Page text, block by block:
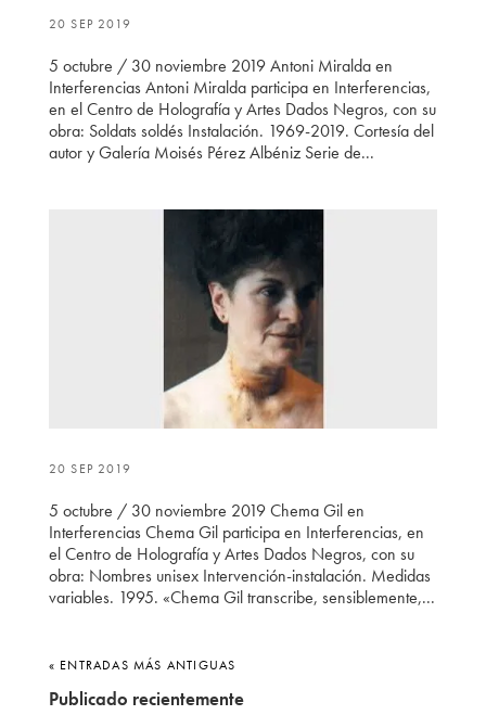
20 SEP 2019
5 octubre / 30 noviembre 2019 Antoni Miralda en
Interferencias Antoni Miralda participa en Interferencias,
en el Centro de Holografía y Artes Dados Negros, con su
obra: Soldats soldés Instalación. 1969-2019. Cortesía del
autor y Galería Moisés Pérez Albéniz Serie de...
20 SEP 2019
5 octubre / 30 noviembre 2019 Chema Gil en
Interferencias Chema Gil participa en Interferencias, en
el Centro de Holografía y Artes Dados Negros, con su
obra: Nombres unisex Intervención-instalación. Medidas
variables. 1995. «Chema Gil transcribe, sensiblemente,...
« ENTRADAS MÁS ANTIGUAS
Publicado recientemente